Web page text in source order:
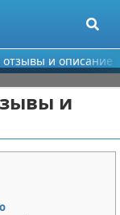
отзывы и описание
и